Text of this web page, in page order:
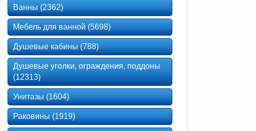
Ванны (2362)
Мебель для ванной (5698)
Душевые кабины (788)
Душевые уголки, ограждения, поддоны
(12313)
Унитазы (1604)
Раковины (1919)